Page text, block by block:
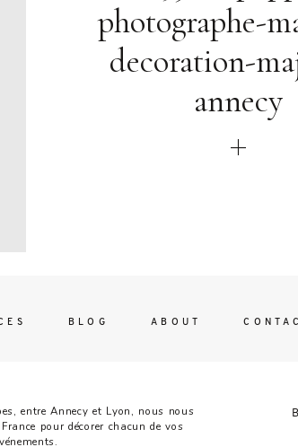
photographe-
decoration-
annecy
Contact
BLOG ABOUT
entre Annecy et Lyon, nous nous
pour décorer chacun de vos